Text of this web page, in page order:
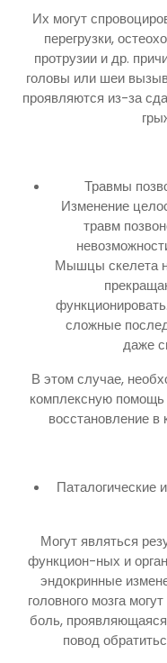
Их могут
перегрузки,
протрузии и др.
головы или шеи
проявляются из-за
Травмы
Изменение
травм
Мышцы скелета
сложные
даже
В этом случае,
комплексную
восстановление в
Паталогические
Могут являться
функцион-ных и
эндокринные
головного мозга
боль,
повод